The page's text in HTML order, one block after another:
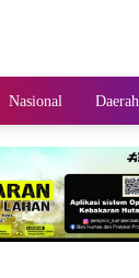
Nasional Daerah